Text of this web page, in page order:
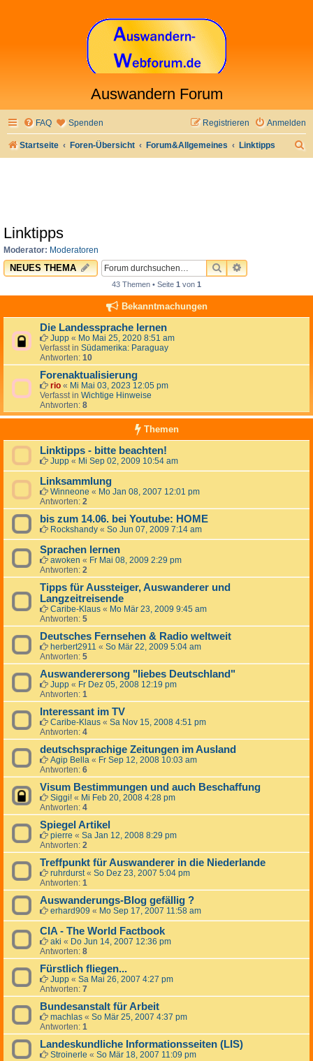
Auswandern Forum
FAQ Spenden Anmelden
Registrieren
Startseite Foren-Übersicht Forum&Allgemeines Linktipps
Linktipps
Moderator: Moderatoren
NEUES THEMA SUCHEERWEITERTE
43 Themen • Seite 1 von 1
Bekanntmachungen
Die Landessprache lernen
Jupp « Mo Mai 25, 2020 8:51 am
Verfasst in Südamerika: Paraguay
Antworten: 10
Forenaktualisierung
rio « Mi Mai 03, 2023 12:05 pm
Verfasst in Wichtige Hinweise
Antworten: 8
Themen
Linktipps - bitte beachten!
Jupp « Mi Sep 02, 2009 10:54 am
Linksammlung
Winneone « Mo Jan 08, 2007 12:01 pm
Antworten: 2
bis zum 14.06. bei Youtube: HOME
Rockshandy « So Jun 07, 2009 7:14 am
Sprachen lernen
awoken « Fr Mai 08, 2009 2:29 pm
Antworten: 2
Tipps für Aussteiger, Auswanderer und
Langzeitreisende
Caribe-Klaus « Mo Mär 23, 2009 9:45 am
Antworten: 5
Deutsches Fernsehen & Radio weltweit
herbert2911 « So Mär 22, 2009 5:04 am
Antworten: 5
Auswanderersong "liebes Deutschland"
Jupp « Fr Dez 05, 2008 12:19 pm
Antworten: 1
Interessant im TV
Caribe-Klaus « Sa Nov 15, 2008 4:51 pm
Antworten: 4
deutschsprachige Zeitungen im Ausland
Agip Bella « Fr Sep 12, 2008 10:03 am
Antworten: 6
Visum Bestimmungen und auch Beschaffung
Siggi! « Mi Feb 20, 2008 4:28 pm
Antworten: 4
Spiegel Artikel
pierre « Sa Jan 12, 2008 8:29 pm
Antworten: 2
Treffpunkt für Auswanderer in die Niederlande
ruhrdurst« So Dez 23, 2007 5:04 pm
Antworten: 1
Auswanderungs-Blog gefällig ?
erhard909 « Mo Sep 17, 2007 11:58 am
CIA - The World Factbook
aki « Do Jun 14, 2007 12:36 pm
Antworten: 8
Fürstlich fliegen...
Jupp « Sa Mai 26, 2007 4:27 pm
Antworten: 7
Bundesanstalt für Arbeit
machlas « So Mär 25, 2007 4:37 pm
Antworten: 1
Landeskundliche Informationsseiten (LIS)
Stroinerle « So Mär 18, 2007 11:09 pm